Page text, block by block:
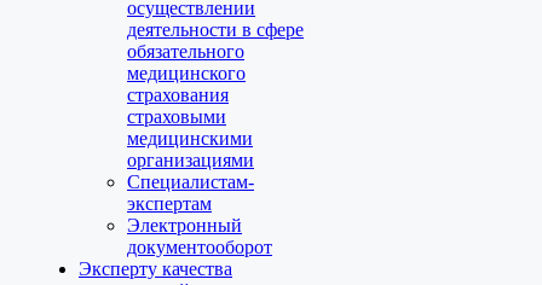
осуществлении
деятельности в сфере
обязательного
медицинского
страхования
страховыми
медицинскими
организациями
Специалистам-
экспертам
Электронный
документооборот
Эксперту качества